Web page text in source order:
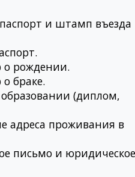
и штамп въезда
о рождении.
браке.
(диплом,
адреса проживания в
письмо и юридическое